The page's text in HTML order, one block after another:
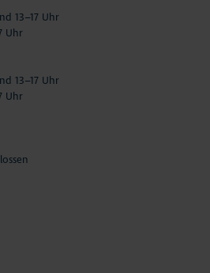
13–17 Uhr
Uhr
13–17 Uhr
Uhr